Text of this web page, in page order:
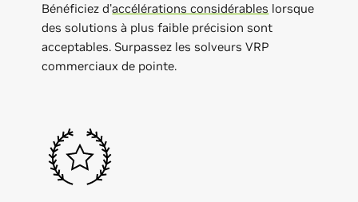
Bénéficiez d'accélérations considérables lorsque
des solutions à plus faible précision sont
acceptables. Surpassez les solveurs VRP
commerciaux de pointe.